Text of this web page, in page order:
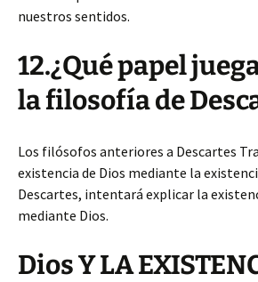
nuestros sentidos.
12.¿Qué papel
la filosofía de
Los filósofos anteriores a Descartes
existencia de Dios mediante la
Descartes, intentará explicar la
mediante Dios.
Dios Y LA